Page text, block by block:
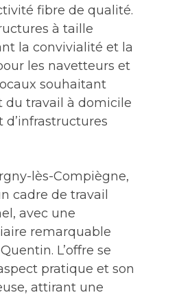
fibre de qualité.
à taille
la convivialité et la
les navetteurs et
souhaitant
du travail à domicile
lès-Compiègne,
cadre de travail
avec une
remarquable
L’offre se
pratique et son
attirant une